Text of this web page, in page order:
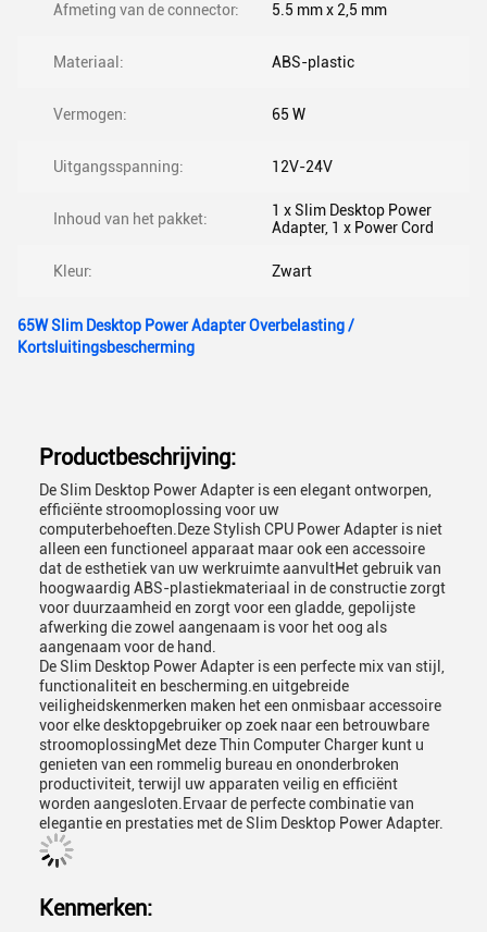
Afmeting van de connector: 5.5 mm x 2,5 mm
Materiaal: ABS-plastic
Vermogen: 65 W
Uitgangsspanning: 12V-24V
Inhoud van het pakket:
1 x Slim Desktop Power
Adapter, 1 x Power Cord
Kleur: Zwart
65W Slim Desktop Power Adapter Overbelasting /
Kortsluitingsbescherming
Productbeschrijving:
De Slim Desktop Power Adapter is een elegant ontworpen,
efficiënte stroomoplossing voor uw
computerbehoeften.Deze Stylish CPU Power Adapter is niet
alleen een functioneel apparaat maar ook een accessoire
dat de esthetiek van uw werkruimte aanvultHet gebruik van
hoogwaardig ABS-plastiekmateriaal in de constructie zorgt
voor duurzaamheid en zorgt voor een gladde, gepolijste
afwerking die zowel aangenaam is voor het oog als
aangenaam voor de hand.
De Slim Desktop Power Adapter is een perfecte mix van stijl,
functionaliteit en bescherming.en uitgebreide
veiligheidskenmerken maken het een onmisbaar accessoire
voor elke desktopgebruiker op zoek naar een betrouwbare
stroomoplossingMet deze Thin Computer Charger kunt u
genieten van een rommelig bureau en ononderbroken
productiviteit, terwijl uw apparaten veilig en efficiënt
worden aangesloten.Ervaar de perfecte combinatie van
elegantie en prestaties met de Slim Desktop Power Adapter.
Kenmerken: